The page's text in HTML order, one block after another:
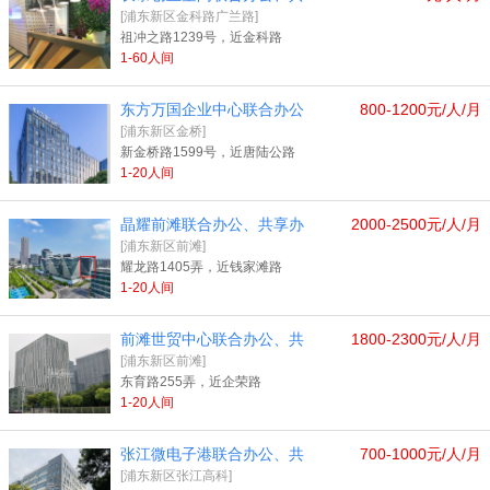
[浦东新区金科路广兰路]
祖冲之路1239号，近金科路
1-60人间
800-1200元/人/月
东方万国企业中心联合办公
[浦东新区金桥]
新金桥路1599号，近唐陆公路
1-20人间
2000-2500元/人/月
晶耀前滩联合办公、共享办
[浦东新区前滩]
耀龙路1405弄，近钱家滩路
1-20人间
1800-2300元/人/月
前滩世贸中心联合办公、共
[浦东新区前滩]
东育路255弄，近企荣路
1-20人间
700-1000元/人/月
张江微电子港联合办公、共
[浦东新区张江高科]